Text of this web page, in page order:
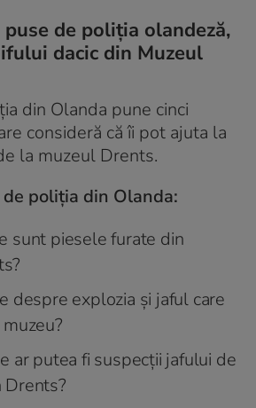
de poliția olandeză,
dacic din Muzeul
din Olanda pune cinci
consideră că îi pot ajuta la
la muzeul Drents.
poliția din Olanda:
sunt piesele furate din
despre explozia și jaful care
ar putea fi suspecții jafului de
Drents?